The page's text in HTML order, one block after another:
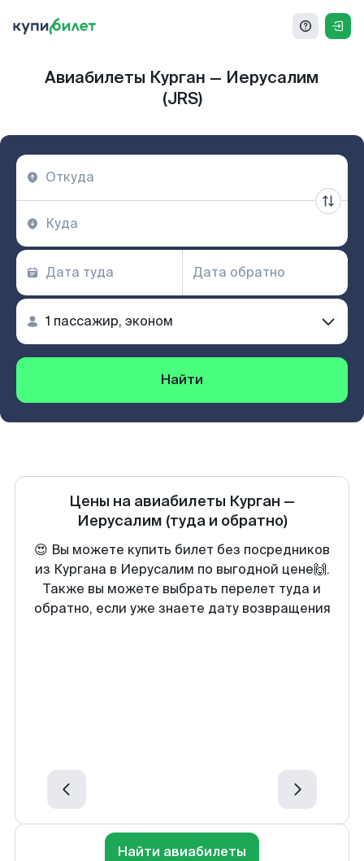
Авиабилеты Курган — Иерусалим
(JRS)
Найти
Цены на авиабилеты Курган —
Иерусалим (туда и обратно)
😍 Вы можете купить билет без посредников
из Кургана в Иерусалим по выгодной цене🙌.
Также вы можете выбрать перелет туда и
обратно, если уже знаете дату возвращения
Найти авиабилеты